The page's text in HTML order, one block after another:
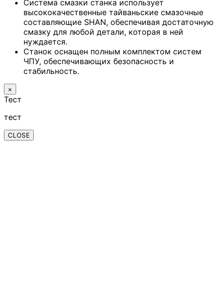
Система смазки станка использует
высококачественные тайваньские смазочные
составляющие SHAN, обеспечивая достаточную
смазку для любой детали, которая в ней
нуждается.
Станок оснащен полным комплектом систем
ЧПУ, обеспечивающих безопасность и
стабильность.
×
Тест
тест
CLOSE